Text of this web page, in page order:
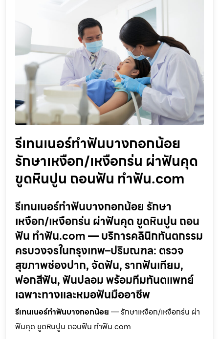
รีเทนเนอร์ทำฟันบางกอกน้อย
รักษาเหงือก/เหงือกร่น ผ่าฟันคุด
ขูดหินปูน ถอนฟัน ทำฟัน.com
รีเทนเนอร์ทำฟันบางกอกน้อย รักษา
เหงือก/เหงือกร่น ผ่าฟันคุด ขูดหินปูน ถอน
ฟัน ทำฟัน.com — บริการคลินิกทันตกรรม
ครบวงจรในกรุงเทพ–ปริมณฑล: ตรวจ
สุขภาพช่องปาก, จัดฟัน, รากฟันเทียม,
ฟอกสีฟัน, ฟันปลอม พร้อมทีมทันตแพทย์
เฉพาะทางและหมอฟันมืออาชีพ
รีเทนเนอร์ทำฟันบางกอกน้อย — รักษาเหงือก/เหงือกร่น ผ่า
ฟันคุด ขูดหินปูน ถอนฟัน ทำฟัน.com